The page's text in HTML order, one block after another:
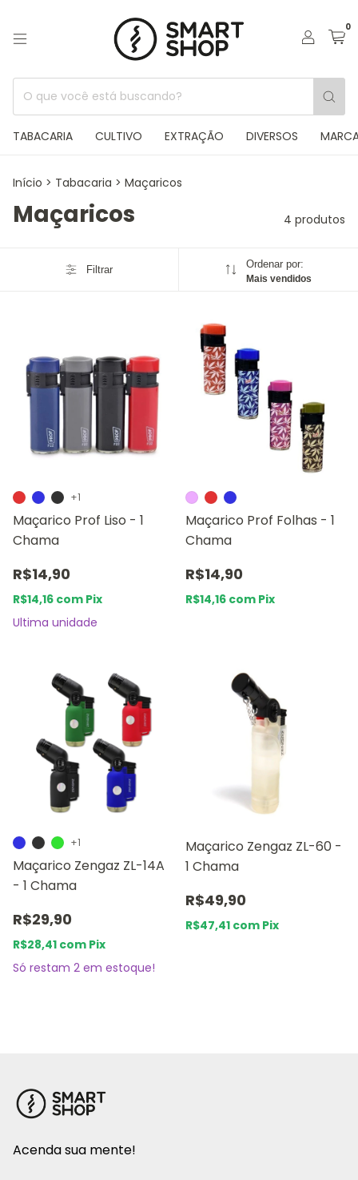
0
TABACARIA CULTIVO EXTRAÇÃO DIVERSOS
Início > Tabacaria > Maçaricos
Maçaricos 4 produtos
Filtrar Ordenar por:
Mais vendidos
Maçarico Prof Liso - 1
Chama
R$14,90
R$14,16 com Pix
Ultima unidade
+1
Maçarico Prof Folhas - 1
Chama
R$14,90
R$14,16 com Pix
Maçarico Zengaz ZL-14A
- 1 Chama
R$29,90
R$28,41 com Pix
Só restam 2 em estoque!
+1
Maçarico Zengaz ZL-60 -
1 Chama
R$49,90
R$47,41 com Pix
Acenda sua mente!